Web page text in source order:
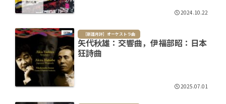
2024.10.22
［新譜月評］オーケストラ曲
矢代秋雄：交響曲，伊福部昭：日本
狂詩曲
2025.07.01